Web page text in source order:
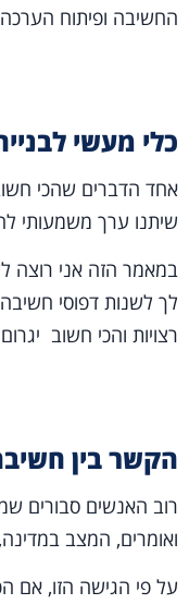
החשיבה ופיתוח
כלי מעשי
אחד הדברים שהכי
שיתנו ערך משמעותי
לך לשנות דפוסי
רצויות והכי חשוב
הקשר בין
רוב האנשים סבורים
ואומרים, המצב
על פי הגישה הזו, אם